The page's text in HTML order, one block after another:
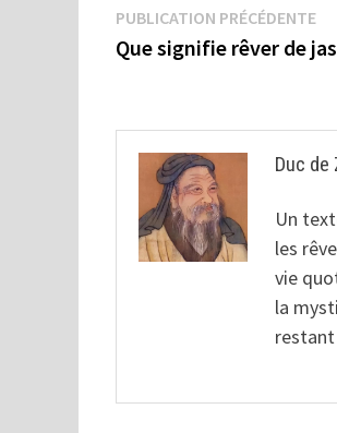
Navigation
de
PUBLICATION PRÉCÉDENTE
Que signifie rêver de
Duc de
Un
les
vie
la